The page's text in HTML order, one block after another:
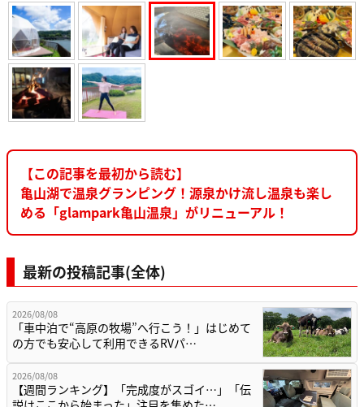
【この記事を最初から読む】
亀山湖で温泉グランピング！源泉かけ流し温泉も楽し
める「glampark亀山温泉」がリニューアル！
最新の投稿記事(全体)
2026/08/08
「車中泊で“高原の牧場”へ行こう！」はじめて
の方でも安心して利用できるRVパ…
2026/08/08
【週間ランキング】「完成度がスゴイ…」「伝